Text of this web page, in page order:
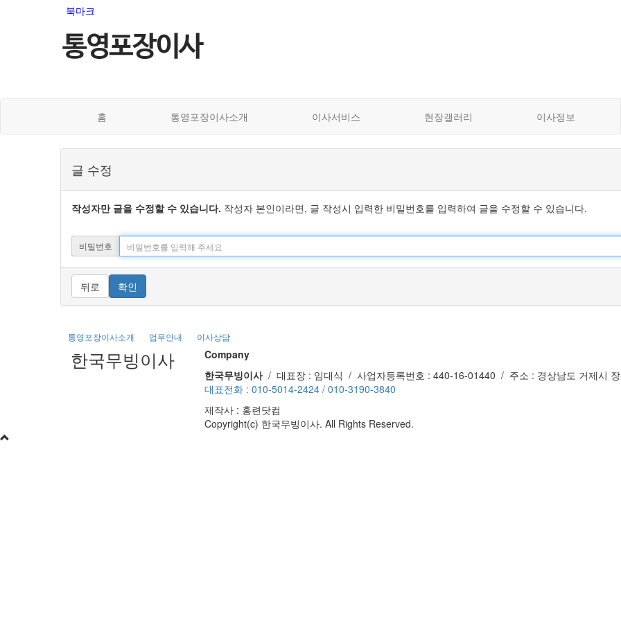
북마크
홈 통영포장이사소개 이사서비스 현장갤러리 이사정보
글 수정
작성자만 글을 수정할 수 있습니다. 작성자 본인이라면, 글 작성시 입력한 비밀번호를 입력하여 글을 수정할 수 있습니다.
비밀번호
뒤로 확인
통영포장이사소개 업무안내 이사상담
한국무빙이사
Company
한국무빙이사/ 대표장 : 임대식 / 사업자등록번호 : 440-16-01440 / 주소 : 경상남도 거제시 장
대표전화 : 010-5014-2424 / 010-3190-3840
제작사 : 홍련닷컴
Copyright(c) 한국무빙이사. All Rights Reserved.